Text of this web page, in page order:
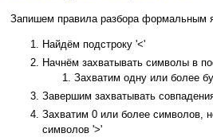
Запишем правила разбора формальным
Найдём подстроку '<'
Начнём захватывать символы в
Захватим одну или более
Завершим захватывать
Захватим 0 или более символов,
символов '>'